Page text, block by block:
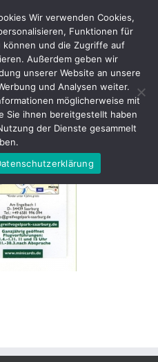
–
k
Wir verwenden Cookies,
Funktionen für
können und die Zugriffe auf
Außerdem geben wir
unserer Website an unsere
und Analysen weiter.
möglicherweise mit
Sie ihnen bereitgestellt haben
der Dienste gesammelt